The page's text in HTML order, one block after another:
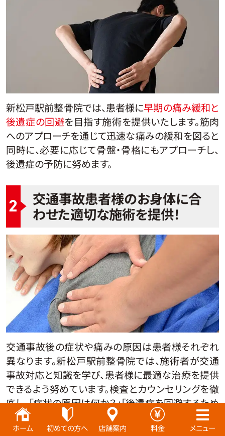
ホーム 初めての方へ 店舗案内 料金 メニュー
新松戸駅前整骨院では、患者様に早期の痛み緩和と
後遺症の回避を目指す施術を提供いたします。筋肉
へのアプローチを通じて迅速な痛みの緩和を図ると
同時に、必要に応じて骨盤・骨格にもアプローチし、
後遺症の予防に努めます。
2
交通事故患者様のお身体に合
わせた適切な施術を提供！
交通事故後の症状や痛みの原因は患者様それぞれ
異なります。新松戸駅前整骨院では、施術者が交通
事故対応と知識を学び、患者様に最適な治療を提供
できるよう努めています。検査とカウンセリングを徹
底し、「症状の原因は何か？」「後遺症を回避するため
にはどの治療が適しているか？」を明確にし、
患者様
にとって本当に必要な治療を提供します。